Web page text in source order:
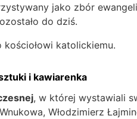
jako zbór
do dziś.
katolickiemu.
i kawiarenka
, w której wystawiali
Włodzimierz